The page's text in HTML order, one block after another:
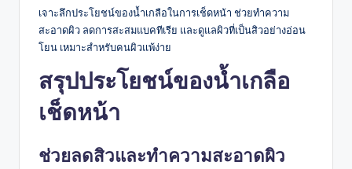
เจาะลึกประโยชน์ของน้ำเกลือในการเช็ดหน้า ช่วยทำความ
สะอาดผิว ลดการสะสมแบคทีเรีย และดูแลผิวที่เป็นสิวอย่างอ่อน
โยน เหมาะสำหรับคนผิวแพ้ง่าย
สรุปประโยชน์ของน้ำเกลือ
เช็ดหน้า
ช่วยลดสิวและทำความสะอาดผิว